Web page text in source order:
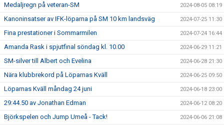
Medaljregn på veteran-SM 2024-08-05 08:19
Kanoninsatser av IFK-löparna på SM 10 km landsväg 2024-07-25 11:30
Fina prestationer i Sommarmilen 2024-07-24 16:44
Amanda Rask i spjutfinal söndag kl. 10.00 2024-06-29 11:21
SM-silver till Albert och Evelina 2024-06-28 21:30
Nära klubbrekord på Löparnas Kväll 2024-06-25 09:50
Löparnas Kväll måndag 24 juni 2024-06-18 23:00
29:44.50 av Jonathan Edman 2024-06-12 08:20
Björkspelen och Jump Umeå - Tack! 2024-06-06 21:08